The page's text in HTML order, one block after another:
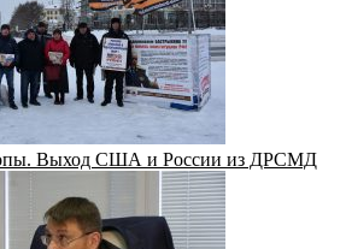
Выход США и России из ДРСМД